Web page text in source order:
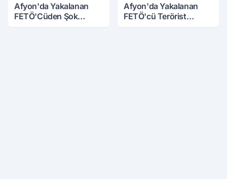
Afyon'da Yakalanan
FETÖ'Cüden Şok
Afyon'da Yakalanan
FETÖ'cü Terörist